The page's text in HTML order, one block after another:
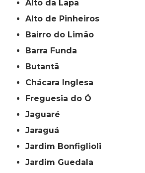
Alto da Lapa
Alto de Pinheiros
Bairro do Limão
Barra Funda
Butantã
Chácara Inglesa
Freguesia do Ó
Jaguaré
Jaraguá
Jardim Bonfiglioli
Jardim Guedala